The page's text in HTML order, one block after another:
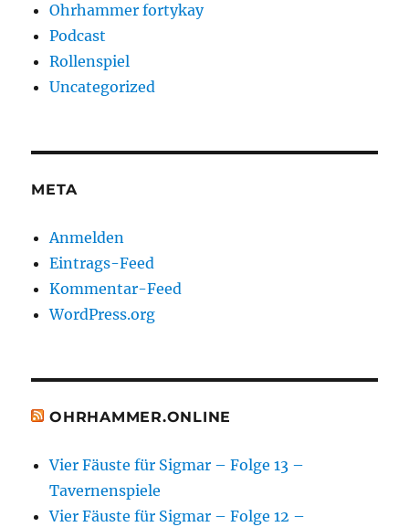
Ohrhammer fortykay
Podcast
Rollenspiel
Uncategorized
META
Anmelden
Eintrags-Feed
Kommentar-Feed
WordPress.org
OHRHAMMER.ONLINE
Vier Fäuste für Sigmar – Folge 13 –
Tavernenspiele
Vier Fäuste für Sigmar – Folge 12 –